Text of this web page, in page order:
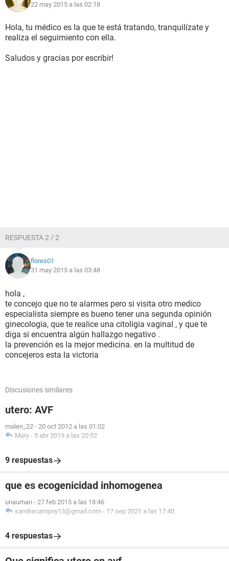
22 may 2015 a las 02:18
Hola, tu médico es la que te está tratando, tranquilízate y
realiza el seguimiento con ella.
Saludos y gracias por escribir!
RESPUESTA 2 / 2
flores01
31 may 2015 a las 03:48
hola ,
te concejo que no te alarmes pero si visita otro medico
especialista siempre es bueno tener una segunda opinión
ginecologia, que te realice una citoligia vaginal , y que te
diga si encuentra algún hallazgo negativo .
la prevención es la mejor medicina. en la multitud de
concejeros esta la victoria
Discusiones similares
utero: AVF
malen_22 - 20 oct 2012 a las 01:02
Mary - 5 abr 2019 a las 20:52
9 respuestas
que es ecogenicidad inhomogenea
unauman - 27 feb 2015 a las 18:46
sandracampoy13@gmail.com - 17 sep 2021 a las 17:40
4 respuestas